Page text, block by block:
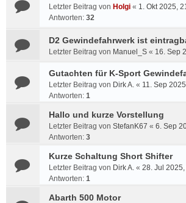
Letzter Beitrag von Holgi « 1. Okt 2025,
Antworten: 32
D2 Gewindefahrwerk ist
Letzter Beitrag von Manuel_S « 16. Sep
Gutachten für K-Sport
Letzter Beitrag von Dirk A. « 11. Sep
Antworten: 1
Hallo und kurze Vorstellung
Letzter Beitrag von StefanK67 « 6. Sep
Antworten: 3
Kurze Schaltung Short Shifter
Letzter Beitrag von Dirk A. « 28. Jul 2025,
Antworten: 1
Abarth 500 Motor